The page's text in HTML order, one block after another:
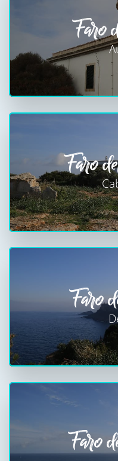
Faro
Faro
Faro
Faro